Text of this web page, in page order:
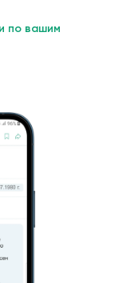
по вашим